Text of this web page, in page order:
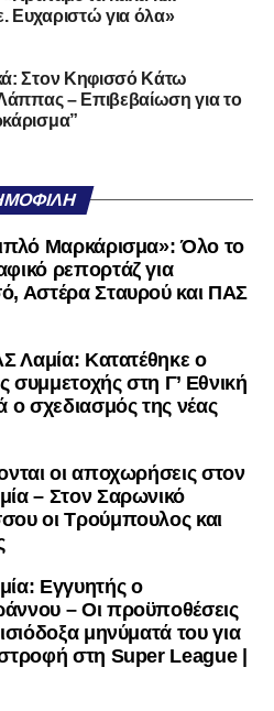
Ευχαριστώ για όλα»
Στον Κηφισσό Κάτω
– Επιβεβαίωση για το
Μαρκάρισμα»: Όλο το
ρεπορτάζ για
Αστέρα Σταυρού και ΠΑΣ
Λαμία: Κατατέθηκε ο
συμμετοχής στη Γ’ Εθνική
ο σχεδιασμός της νέας
οι αποχωρήσεις στον
– Στον Σαρωνικό
οι Τρούμπουλος και
Εγγυητής ο
– Οι προϋποθέσεις
μηνύματά του για
στη Super League |